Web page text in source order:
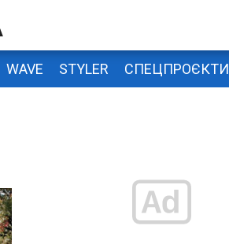
WAVE STYLER СПЕЦПРОЄКТИ